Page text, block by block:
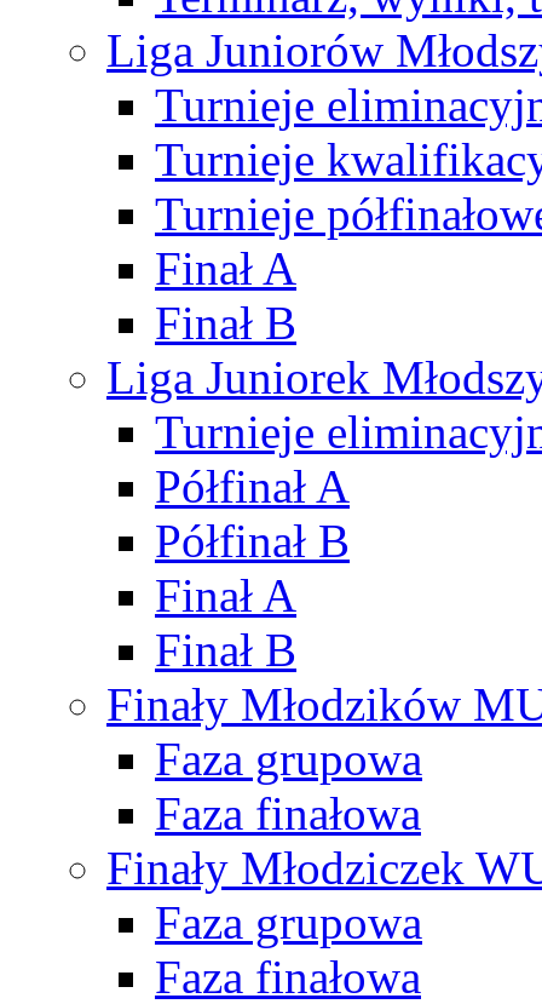
Liga Juniorów
Turnieje
Turnieje
Turnieje
Finał A
Finał B
Liga Juniorek
Turnieje
Półfinał A
Półfinał B
Finał A
Finał B
Finały Młodzików
Faza grupowa
Faza finałowa
Finały Młodziczek
Faza grupowa
Faza finałowa